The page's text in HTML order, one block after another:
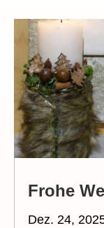
Frohe
Dez. 24,